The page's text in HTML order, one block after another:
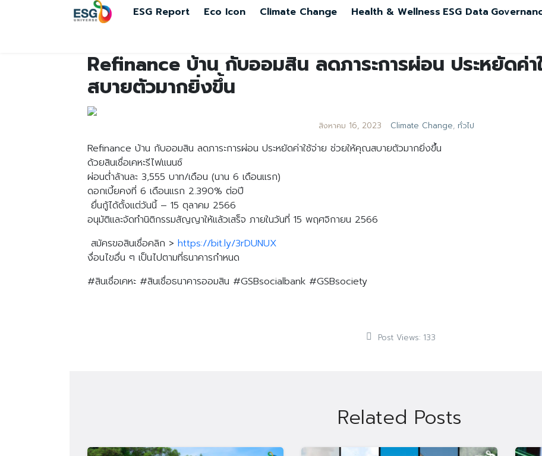
ESG Report Eco Icon Climate Change Health & Wellness ESG Data
Refinance บ้าน กับออมสิน ลดภาระการผ่อน ประหยัดค่
สบายตัวมากยิ่งขึ้น
สิงหาคม 16, 2023 Climate Change, ทั่วไป
Refinance บ้าน กับออมสิน ลดภาระการผ่อน ประหยัดค่าใช้จ่าย ช่วยให้คุณสบายตัวมากยิ่งขึ้น
ด้วยสินเชื่อเคหะรีไฟแนนซ์
ผ่อนต่ำล้านละ 3,555 บาท/เดือน (นาน 6 เดือนแรก)
ดอกเบี้ยคงที่ 6 เดือนแรก 2.390% ต่อปี
ยื่นกู้ได้ตั้งเเต่วันนี้ – 15 ตุลาคม 2566
อนุมัติและจัดทำนิติกรรมสัญญาให้แล้วเสร็จ ภายในวันที่ 15 พฤศจิกายน 2566
สมัครขอสินเชื่อคลิก > https://bit.ly/3rDUNUX
งื่อนไขอื่น ๆ เป็นไปตามที่ธนาคารกำหนด
#สินเชื่อเคหะ #สินเชื่อธนาคารออมสิน #GSBsocialbank #GSBsociety
Post Views: 133
Related Posts